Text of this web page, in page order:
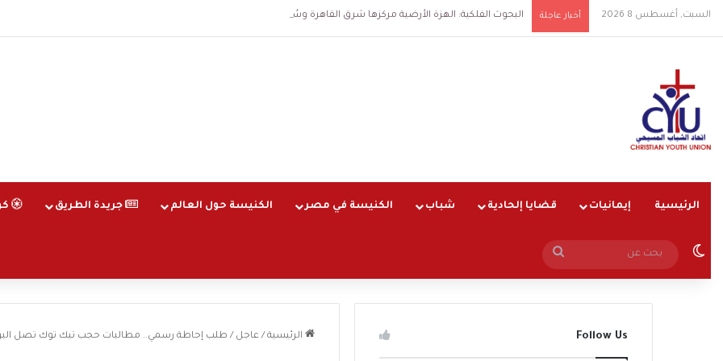
السبت, أغسطس 8 2026 أخبار عاجلة البحوث الفلكية: الهزة الأرضية مركزها شرق القاهرة وسُجلت الساعة 3 فجرا و36 ثانية
الرئيسية إيمانيات قضايا إلحادية شباب الكنيسة في مصر الكنيسة حول العالم جريدة الطريق
الوضع المظلم
الرئيسية / عاجل / طلب إحاطة رسمي.. مطالبات حجب تيك توك تصل Follow Us